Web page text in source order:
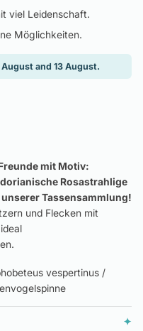
viel Leidenschaft.
Möglichkeiten.
August and 13 August.
mit Motiv:
Rosastrahlige
unserer Tassensammlung!
und Flecken mit
vespertinus /
✦